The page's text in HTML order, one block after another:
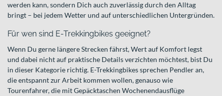
werden kann, sondern Dich auch zuverlässig durch den Alltag
bringt – bei jedem Wetter und auf unterschiedlichen Untergründen.
Für wen sind E-Trekkingbikes geeignet?
Wenn Du gerne längere Strecken fährst, Wert auf Komfort legst
und dabei nicht auf praktische Details verzichten möchtest, bist Du
in dieser Kategorie richtig. E-Trekkingbikes sprechen Pendler an,
die entspannt zur Arbeit kommen wollen, genauso wie
Tourenfahrer, die mit Gepäcktaschen Wochenendausflüge